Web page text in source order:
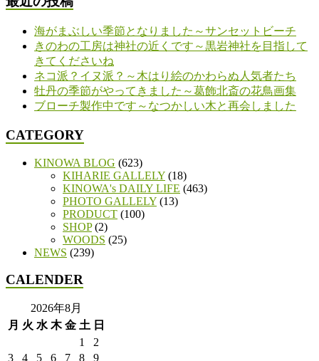
海がまぶしい季節となりました～サンセットビーチ
きのわの工房は神社の近くです～黒岩神社を目指して
きてくださいね
ネコ派？イヌ派？～木はり絵のかわらぬ人気者たち
牡丹の季節がやってきました～葛飾北斎の花鳥画集
ブローチ製作中です～なつかしい木と再会しました
CATEGORY
KINOWA BLOG (623)
KIHARIE GALLELY (18)
KINOWA's DAILY LIFE (463)
PHOTO GALLELY (13)
PRODUCT (100)
SHOP(2)
WOODS (25)
NEWS (239)
CALENDER
2026年8月
月 火 水 木 金 土 日
1
2
3
4 5 6 7 8
9